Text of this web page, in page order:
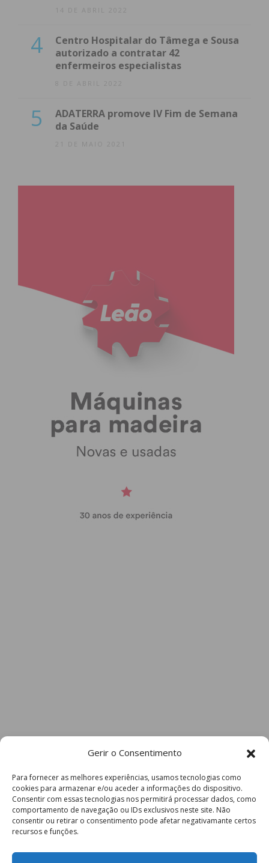
Gerir o Consentimento
Para fornecer as melhores experiências, usamos tecnologias como
cookies para armazenar e/ou aceder a informações do dispositivo.
Consentir com essas tecnologias nos permitirá processar dados, como
comportamento de navegação ou IDs exclusivos neste site. Não
consentir ou retirar o consentimento pode afetar negativamante certos
recursos e funções.
14 DE ABRIL 2022
4
Centro Hospitalar do Tâmega e Sousa
autorizado a contratar 42
enfermeiros especialistas
8 DE ABRIL 2022
5
ADATERRA promove IV Fim de Semana
da Saúde
21 DE MAIO 2021